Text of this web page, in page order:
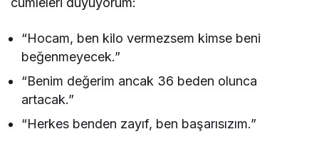
“Hocam, ben kilo vermezsem kimse beni
beğenmeyecek.”
“Benim değerim ancak 36 beden olunca
artacak.”
“Herkes benden zayıf, ben başarısızım.”